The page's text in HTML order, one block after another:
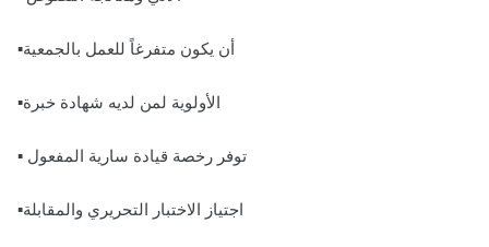
▪️أن يكون متفرغاً للعمل بالجمعية
▪️الأولوية لمن لديه شهادة خبرة
▪️ توفر رخصة قيادة سارية المفعول